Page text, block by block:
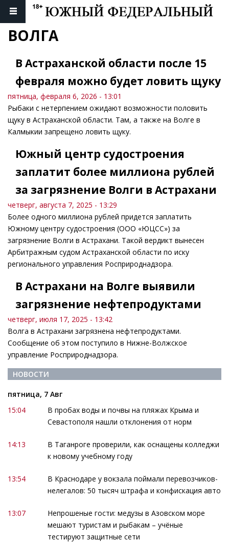
ВОЛГА
В Астраханской области после 15
февраля можно будет ловить щуку
пятница, февраля 6, 2026 - 13:01
Рыбаки с нетерпением ожидают возможности половить
щуку в Астраханской области. Там, а также на Волге в
Калмыкии запрещено ловить щуку.
Южный центр судостроения
заплатит более миллиона рублей
за загрязнение Волги в Астрахани
четверг, августа 7, 2025 - 13:29
Более одного миллиона рублей придется заплатить
Южному центру судостроения (ООО «ЮЦСС») за
загрязнение Волги в Астрахани. Такой вердикт вынесен
Арбитражным судом Астраханской области по иску
регионального управления Росприроднадзора.
В Астрахани на Волге выявили
загрязнение нефтепродуктами
четверг, июля 17, 2025 - 13:42
Волга в Астрахани загрязнена нефтепродуктами.
Сообщение об этом поступило в Нижне-Волжское
управление Росприроднадзора.
НОВОСТИ
пятница, 7 Авг
15:04
В пробах воды и почвы на пляжах Крыма и
Севастополя нашли отклонения от норм
14:13
В Таганроге проверили, как оснащены колледжи
к новому учебному году
13:54
В Краснодаре у вокзала поймали перевозчиков-
нелегалов: 50 тысяч штрафа и конфискация авто
13:07
Непрошеные гости: медузы в Азовском море
мешают туристам и рыбакам – учёные
тестируют защитные сети